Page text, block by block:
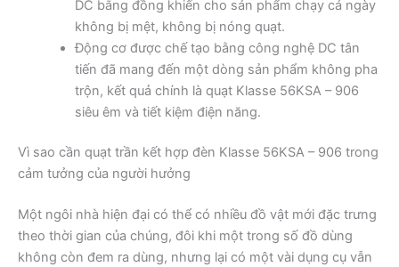
DC bằng đồng khiến cho sản phẩm chạy cả ngày
không bị mệt, không bị nóng quạt.
Động cơ được chế tạo bằng công nghệ DC tân
tiến đã mang đến một dòng sản phẩm không pha
trộn, kết quả chính là quạt Klasse 56KSA – 906
siêu êm và tiết kiệm điện năng.
Vì sao cần quạt trần kết hợp đèn Klasse 56KSA – 906 trong
cảm tưởng của người hưởng
Một ngôi nhà hiện đại có thể có nhiều đồ vật mới đặc trưng
theo thời gian của chúng, đôi khi một trong số đồ dùng
không còn đem ra dùng, nhưng lại có một vài dụng cụ vẫn